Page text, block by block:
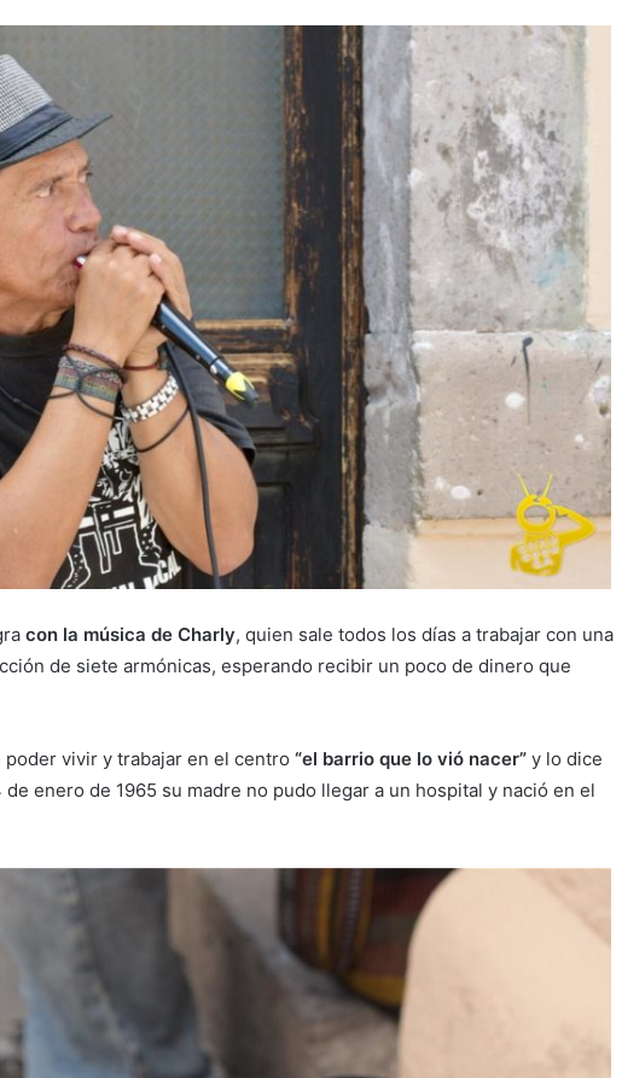
con la música de Charly, quien sale todos los días a trabajar con una
de siete armónicas, esperando recibir un poco de dinero que
vivir y trabajar en el centro “el barrio que lo vió nacer” y lo dice
enero de 1965 su madre no pudo llegar a un hospital y nació en el